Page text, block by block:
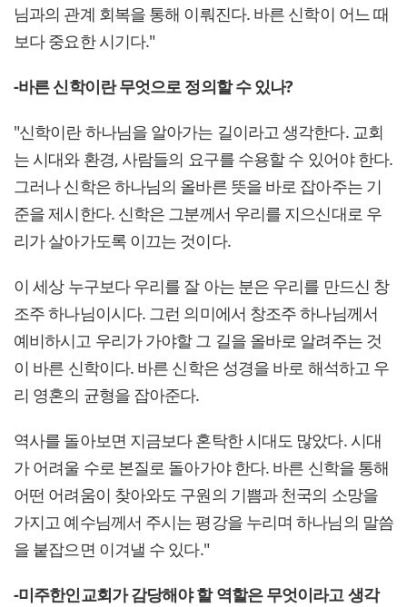
님과의 관계 회복을 통해 이뤄진다. 바른 신학이 어느 때
보다 중요한 시기다."
-바른 신학이란 무엇으로 정의할 수 있나?
"신학이란 하나님을 알아가는 길이라고 생각한다. 교회
는 시대와 환경, 사람들의 요구를 수용할 수 있어야 한다.
그러나 신학은 하나님의 올바른 뜻을 바로 잡아주는 기
준을 제시한다. 신학은 그분께서 우리를 지으신대로 우
리가 살아가도록 이끄는 것이다.
이 세상 누구보다 우리를 잘 아는 분은 우리를 만드신 창
조주 하나님이시다. 그런 의미에서 창조주 하나님께서
예비하시고 우리가 가야할 그 길을 올바로 알려주는 것
이 바른 신학이다. 바른 신학은 성경을 바로 해석하고 우
리 영혼의 균형을 잡아준다.
역사를 돌아보면 지금보다 혼탁한 시대도 많았다. 시대
가 어려울 수로 본질로 돌아가야 한다. 바른 신학을 통해
어떤 어려움이 찾아와도 구원의 기쁨과 천국의 소망을
가지고 예수님께서 주시는 평강을 누리며 하나님의 말씀
을 붙잡으면 이겨낼 수 있다."
-미주한인교회가 감당해야 할 역할은 무엇이라고 생각